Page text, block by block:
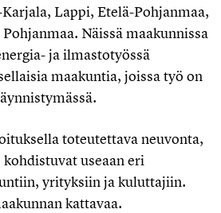
Lappi, Etelä-Pohjanmaa,
Näissä maakunnissa
ja ilmastotyössä
maakuntia, joissa työ on
toteutettava neuvonta,
useaan eri
yrityksiin ja kuluttajiin.
kattavaa.